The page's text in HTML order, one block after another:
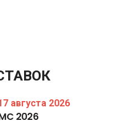
августа 2026
2026